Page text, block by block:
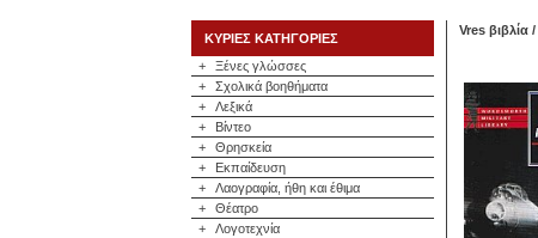
ΚΥΡΙΕΣ ΚΑΤΗΓΟΡΙΕΣ
+
Ξένες γλώσσες
+
Σχολικά βοηθήματα
+
Λεξικά
+
Βίντεο
+
Θρησκεία
+
Εκπαίδευση
+
Λαογραφία, ήθη και έθιμα
+
Θέατρο
+
Λογοτεχνία
Vres βιβλία /